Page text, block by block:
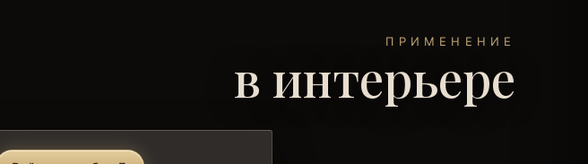
ПРИМЕНЕНИЕ
в интерьере